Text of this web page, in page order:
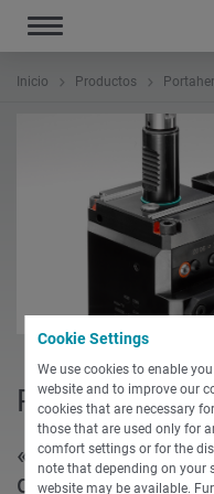
Cookie Settings
We use cookies to enable
website and to improve our
cookies that are necessary
those that are used only for
comfort settings or for the
note that depending on your
website may be available.
Toggle
navigation
Inicio Productos
«Invertir en
directamente